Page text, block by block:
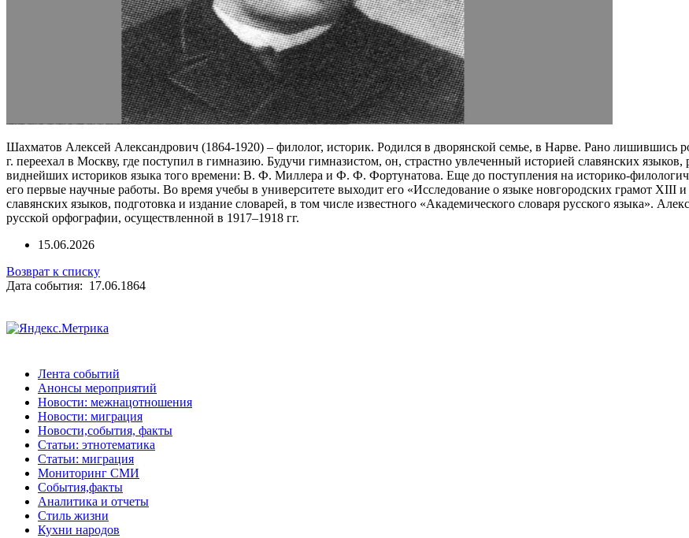
Шахматов Алексей Александрович (1864-1920) – филолог, историк. Родился в дворянской семье, в Нарве. Рано лишившись
г. переехал в Москву, где поступил в гимназию. Будучи гимназистом, он, страстно увлеченный историей славянских
виднейших историков языка того времени: В. Ф. Миллера и Ф. Ф. Фортунатова. Еще до поступления на историко-
его первые научные работы. Во время учебы в университете выходит его «Исследование о языке новгородских грамот XIII
славянских языков, подготовка и издание словарей, в том числе известного «Академического словаря русского языка».
русской орфографии, осуществленной в 1917–1918 гг.
15.06.2026
Возврат к списку
Дата события: 17.06.1864
Лента событий
Анонсы мероприятий
Новости: межнацотношения
Новости: миграция
Новости,события, факты
Статьи: этнотематика
Статьи: миграция
Мониторинг СМИ
События,факты
Аналитика и отчеты
Стиль жизни
Кухни народов